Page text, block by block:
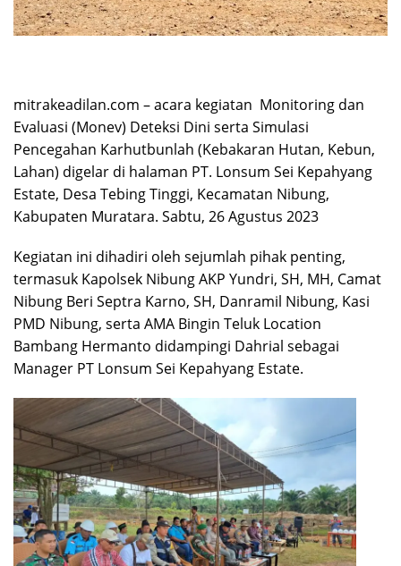
mitrakeadilan.com – acara kegiatan Monitoring dan
Evaluasi (Monev) Deteksi Dini serta Simulasi
Pencegahan Karhutbunlah (Kebakaran Hutan, Kebun,
Lahan) digelar di halaman PT. Lonsum Sei Kepahyang
Estate, Desa Tebing Tinggi, Kecamatan Nibung,
Kabupaten Muratara. Sabtu, 26 Agustus 2023
Kegiatan ini dihadiri oleh sejumlah pihak penting,
termasuk Kapolsek Nibung AKP Yundri, SH, MH, Camat
Nibung Beri Septra Karno, SH, Danramil Nibung, Kasi
PMD Nibung, serta AMA Bingin Teluk Location
Bambang Hermanto didampingi Dahrial sebagai
Manager PT Lonsum Sei Kepahyang Estate.